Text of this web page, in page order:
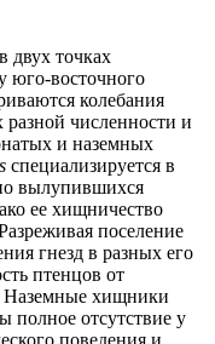
двух точках
юго-восточного
колебания
разной численности и
и наземных
специализируется в
вылупившихся
ее хищничество
поселение
гнезд в разных его
птенцов от
Наземные хищники
полное отсутствие у
поведения и